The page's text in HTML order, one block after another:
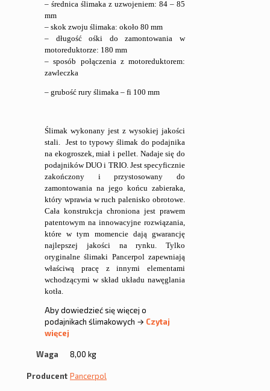
– średnica ślimaka z uzwojeniem: 84 – 85
mm
– skok zwoju ślimaka: około 80 mm
– długość ośki do zamontowania w
motoreduktorze: 180 mm
– sposób połączenia z motoreduktorem:
zawleczka
– grubość rury ślimaka – fi 100 mm
Ślimak wykonany jest z wysokiej jakości
stali. Jest to typowy ślimak do podajnika
na ekogroszek, miał i pellet. Nadaje się do
podajników DUO i TRIO. Jest specyficznie
zakończony i przystosowany do
zamontowania na jego końcu zabieraka,
który wprawia w ruch palenisko obrotowe.
Cała konstrukcja chroniona jest prawem
patentowym na innowacyjne rozwiązania,
które w tym momencie dają gwarancję
najlepszej jakości na rynku. Tylko
oryginalne ślimaki Pancerpol zapewniają
właściwą pracę z innymi elementami
wchodzącymi w skład układu nawęglania
kotła.
Aby dowiedzieć się więcej o
podajnikach ślimakowych → Czytaj
więcej
Waga 8,00 kg
Producent Pancerpol